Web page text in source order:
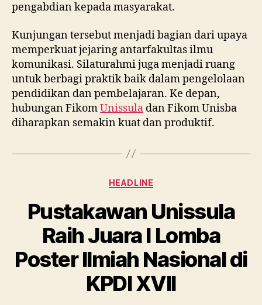
pengabdian kepada masyarakat.
Kunjungan tersebut menjadi bagian dari upaya
memperkuat jejaring antarfakultas ilmu
komunikasi. Silaturahmi juga menjadi ruang
untuk berbagi praktik baik dalam pengelolaan
pendidikan dan pembelajaran. Ke depan,
hubungan FikomUnissula dan Fikom Unisba
diharapkan semakin kuat dan produktif.
Categories
HEADLINE
Pustakawan Unissula
Raih Juara I Lomba
Poster Ilmiah Nasional di
KPDI XVII